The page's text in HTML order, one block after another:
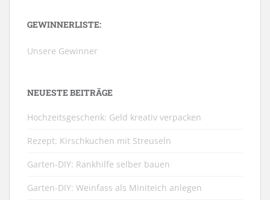
GEWINNERLISTE:
Unsere Gewinner
NEUESTE BEITRÄGE
Hochzeitsgeschenk: Geld kreativ verpacken
Rezept: Kirschkuchen mit Streuseln
Garten-DIY: Rankhilfe selber bauen
Garten-DIY: Weinfass als Miniteich anlegen